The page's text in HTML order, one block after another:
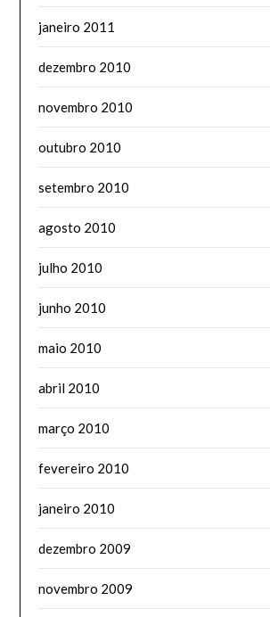
janeiro 2011
dezembro 2010
novembro 2010
outubro 2010
setembro 2010
agosto 2010
julho 2010
junho 2010
maio 2010
abril 2010
março 2010
fevereiro 2010
janeiro 2010
dezembro 2009
novembro 2009